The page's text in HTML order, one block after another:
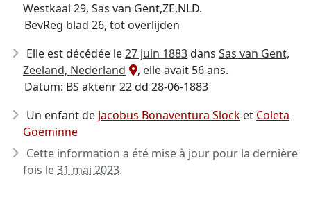
Westkaai 29, Sas van Gent,ZE,NLD.
BevReg blad 26, tot overlijden
Elle est décédée le27 juin 1883dans Sas van Gent,
Zeeland, Nederland
, elle avait 56 ans.
Datum: BS aktenr 22 dd 28-06-1883
Un enfant de Jacobus Bonaventura Slock et Coleta
Goeminne
Cette information a été mise à jour pour la dernière
fois le31 mai 2023.